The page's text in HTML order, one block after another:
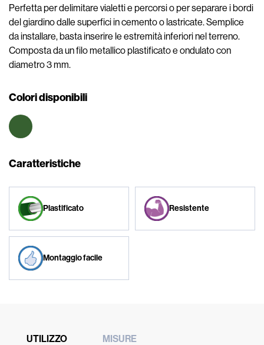
Perfetta per delimitare vialetti e percorsi o per separare i bordi
del giardino dalle superfici in cemento o lastricate. Semplice
da installare, basta inserire le estremità inferiori nel terreno.
Composta da un filo metallico plastificato e ondulato con
diametro 3 mm.
Colori disponibili
Caratteristiche
Plastificato Resistente
Montaggio facile
UTILIZZO MISURE